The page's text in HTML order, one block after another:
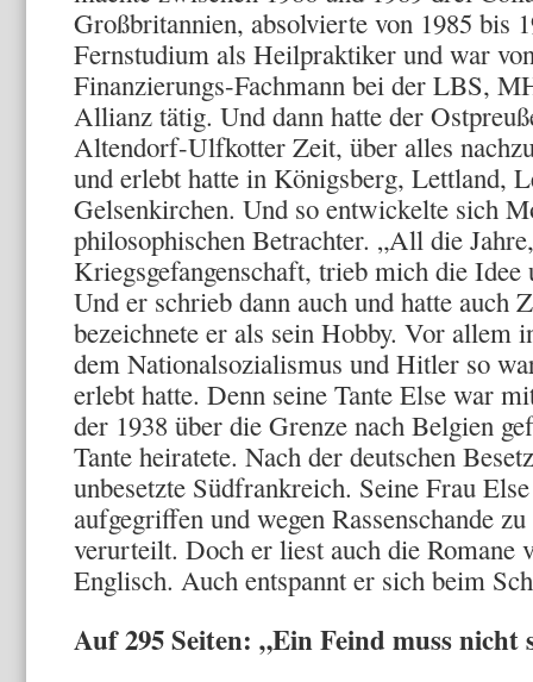
Großbritannien, absolvierte von 1985 bis
Fernstudium als Heilpraktiker und war
Finanzierungs-Fachmann bei der LBS,
Allianz tätig. Und dann hatte der
Altendorf-Ulfkotter Zeit, über alles
und erlebt hatte in Königsberg, Lettland,
Gelsenkirchen. Und so entwickelte sich
philosophischen Betrachter. „All die
Kriegsgefangenschaft, trieb mich die
Und er schrieb dann auch und hatte auch
bezeichnete er als sein Hobby. Vor allem
dem Nationalsozialismus und Hitler so
erlebt hatte. Denn seine Tante Else war
der 1938 über die Grenze nach Belgien
Tante heiratete. Nach der deutschen
unbesetzte Südfrankreich. Seine Frau
aufgegriffen und wegen Rassenschande
verurteilt. Doch er liest auch die Romane
Englisch. Auch entspannt er sich beim
Auf 295 Seiten: „Ein Feind muss nicht